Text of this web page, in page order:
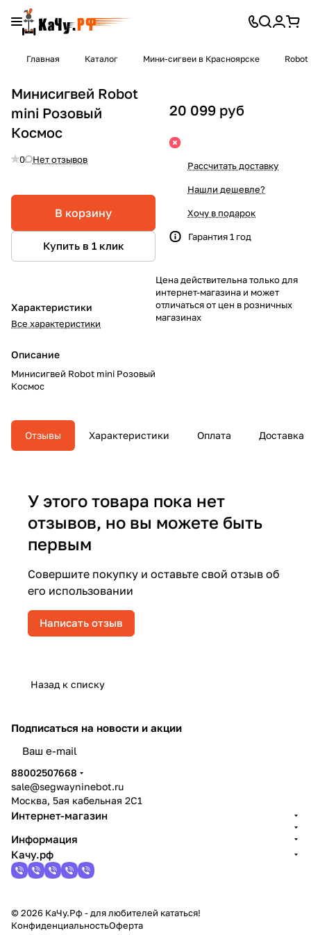
Главная Каталог Мини-сигвеи в Красноярске Robot
Минисигвей Robot
mini Розовый
Космос
0 Нет отзывов
В корзину
Купить в 1 клик
Характеристики
Все характеристики
Описание
Минисигвей Robot mini Розовый
Космос
20 099 руб
Рассчитать доставку
Нашли дешевле?
Хочу в подарок
Гарантия 1 год
Цена действительна только для
интернет-магазина и может
отличаться от цен в розничных
магазинах
Отзывы Характеристики Оплата Доставка
У этого товара пока нет
отзывов, но вы можете быть
первым
Совершите покупку и оставьте свой отзыв об
его использовании
Написать отзыв
Назад к списку
Подписаться на новости и акции
88002507668
sale@segwayninebot.ru
Москва, 5ая кабельная 2С1
Интернет-магазин
Информация
Качу.рф
© 2026 КаЧу.Рф - для любителей кататься!
КонфиденциальностьОферта